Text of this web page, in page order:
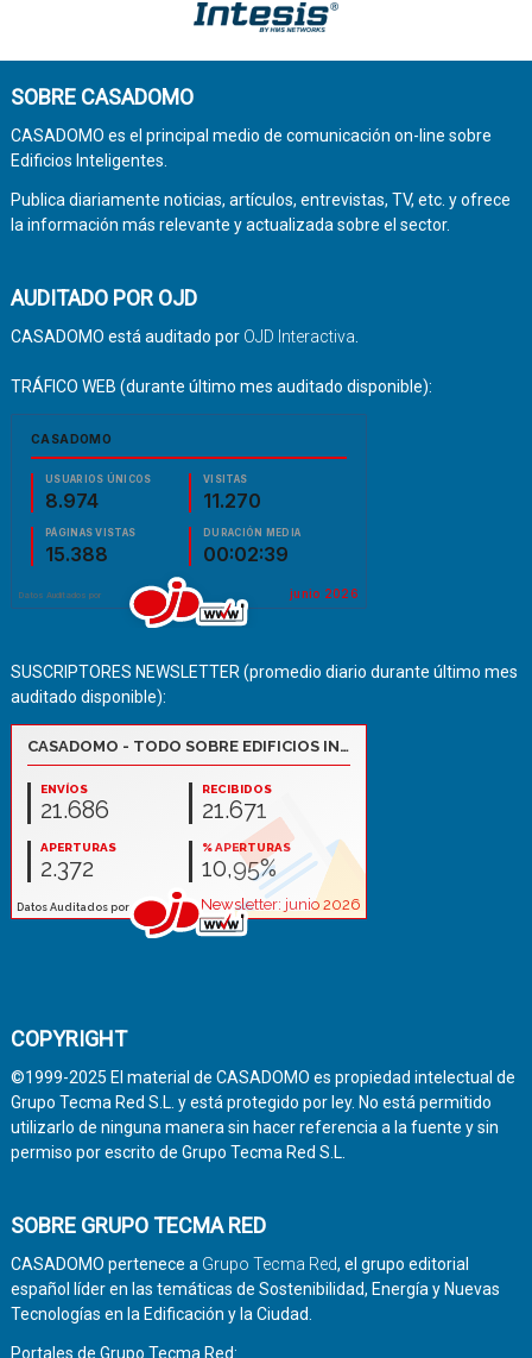
SOBRE CASADOMO
CASADOMO es el principal medio de comunicación on-line sobre
Edificios Inteligentes.
Publica diariamente noticias, artículos, entrevistas, TV, etc. y ofrece
la información más relevante y actualizada sobre el sector.
AUDITADO POR OJD
CASADOMO está auditado por OJD Interactiva.
TRÁFICO WEB (durante último mes auditado disponible):
SUSCRIPTORES NEWSLETTER (promedio diario durante último mes
auditado disponible):
COPYRIGHT
©1999-2025 El material de CASADOMO es propiedad intelectual de
Grupo Tecma Red S.L. y está protegido por ley. No está permitido
utilizarlo de ninguna manera sin hacer referencia a la fuente y sin
permiso por escrito de Grupo Tecma Red S.L.
SOBRE GRUPO TECMA RED
CASADOMO pertenece a Grupo Tecma Red, el grupo editorial
español líder en las temáticas de Sostenibilidad, Energía y Nuevas
Tecnologías en la Edificación y la Ciudad.
Portales de Grupo Tecma Red: